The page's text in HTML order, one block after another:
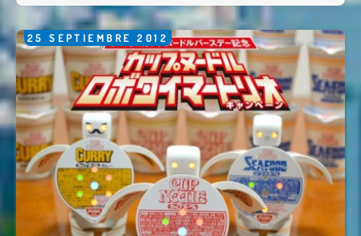
25 SEPTIEMBRE 2012